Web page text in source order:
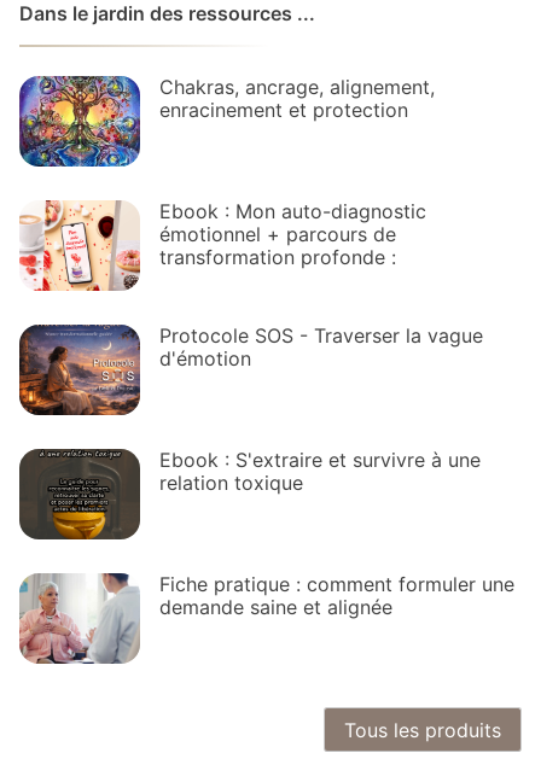
Dans le jardin des ressources ...
Chakras, ancrage, alignement,
enracinement et protection
Ebook : Mon auto-diagnostic
émotionnel + parcours de
transformation profonde :
Protocole SOS - Traverser la vague
d'émotion
Ebook : S'extraire et survivre à une
relation toxique
Fiche pratique : comment formuler une
demande saine et alignée
Tous les produits